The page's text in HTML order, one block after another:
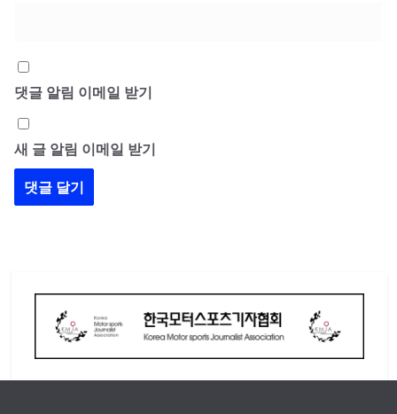
댓글 알림 이메일 받기
새 글 알림 이메일 받기